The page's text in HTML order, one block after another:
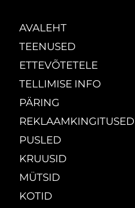
AVALEHT
TEENUSED
ETTEVÕTETELE
TELLIMISE INFO
PÄRING
REKLAAMKINGITUSED
PUSLED
KRUUSID
MÜTSID
KOTID